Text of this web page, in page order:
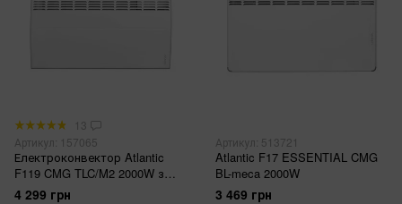
13
Артикул: 157065
Електроконвектор Atlantic
F119 CMG TLC/M2 2000W з
комплектом підставок
4 299 грн
Артикул: 513721
Atlantic F17 ESSENTIAL CMG
BL-meca 2000W
3 469 грн